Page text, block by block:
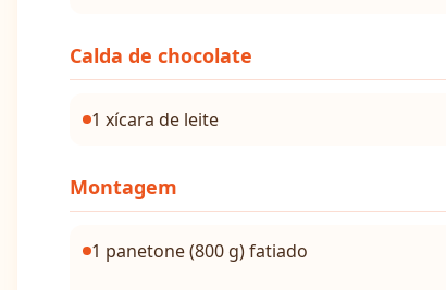
Calda de chocolate
1 xícara de leite
Montagem
1 panetone (800 g) fatiado